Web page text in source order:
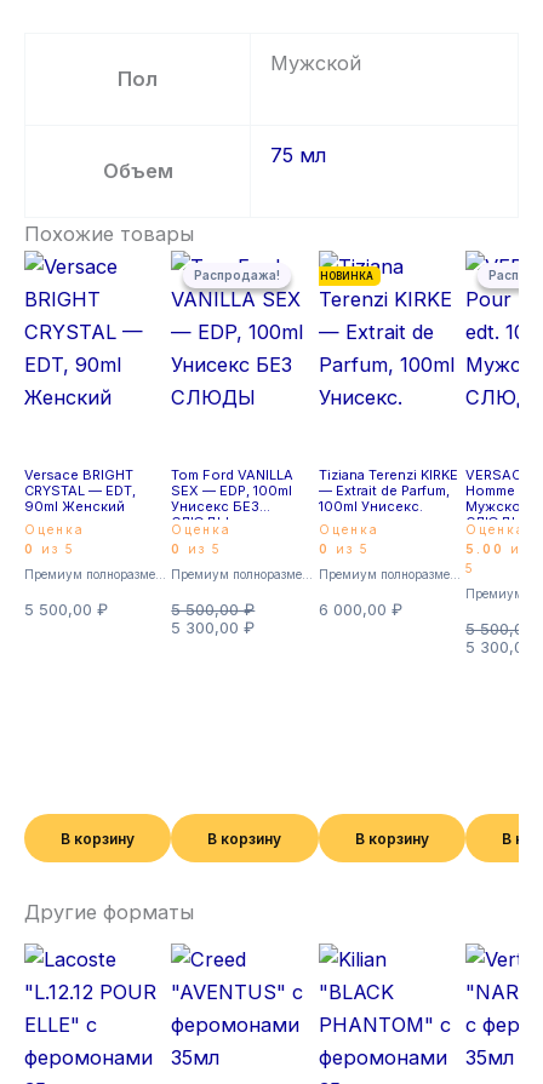
Пол
Мужской
Объем
75 мл
Похожие товары
Versace BRIGHT
CRYSTAL — EDT,
90ml Женский
Оценка
0
из 5
5 500,00 ₽
В корзину
Распродажа!
Распродажа!
Tom Ford VANILLA
SEX — EDP, 100ml
Унисекс БЕЗ
СЛЮДЫ
Оценка
0
из 5
5 500,00₽
Первоначальная цена составляла 5 500,00 ₽.
5 300,00₽
Текущая цена: 5 300,00 ₽.
В корзину
НОВИНКА
Премиум полноразмерные
Tiziana Terenzi KIRKE
— Extrait de Parfum,
100ml Унисекс.
Оценка
0
из 5
6 000,00 ₽
В корзину
VERSACE
Homme –
Мужской
СЛЮДЫ
Оценка
5.00
из
5
5 500,00
5 300,00
Текущая
В
Другие форматы